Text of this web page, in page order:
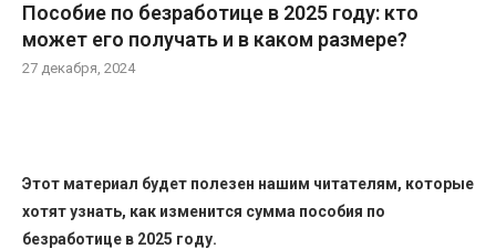
Пособие по безработице в 2025 году: кто
может его получать и в каком размере?
27 декабря, 2024
Этот материал будет полезен нашим читателям, которые
хотят узнать, как изменится сумма пособия по
безработице в 2025 году.